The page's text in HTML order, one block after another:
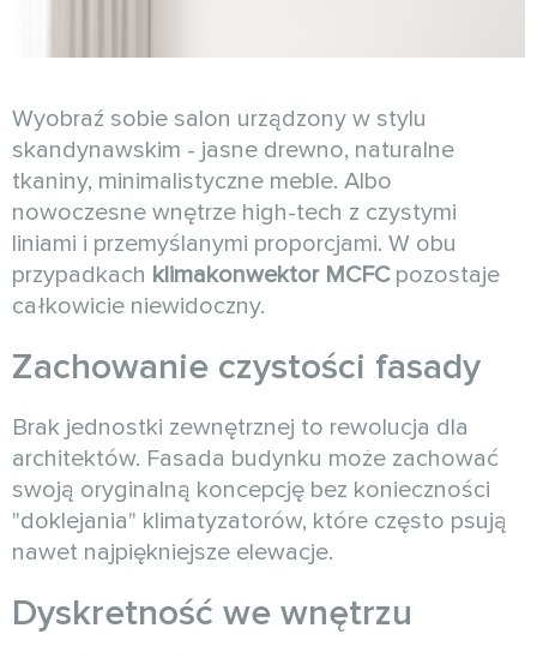
Wyobraź sobie salon urządzony w stylu
skandynawskim - jasne drewno, naturalne
tkaniny, minimalistyczne meble. Albo
nowoczesne wnętrze high-tech z czystymi
liniami i przemyślanymi proporcjami. W obu
przypadkach klimakonwektor MCFCpozostaje
całkowicie niewidoczny.
Zachowanie czystości fasady
Brak jednostki zewnętrznej to rewolucja dla
architektów. Fasada budynku może zachować
swoją oryginalną koncepcję bez konieczności
"doklejania" klimatyzatorów, które często psują
nawet najpiękniejsze elewacje.
Dyskretność we wnętrzu